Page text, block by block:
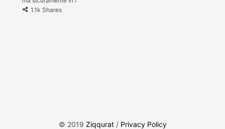
1.1k Shares
© 2019 Ziqqurat/ Privacy Policy